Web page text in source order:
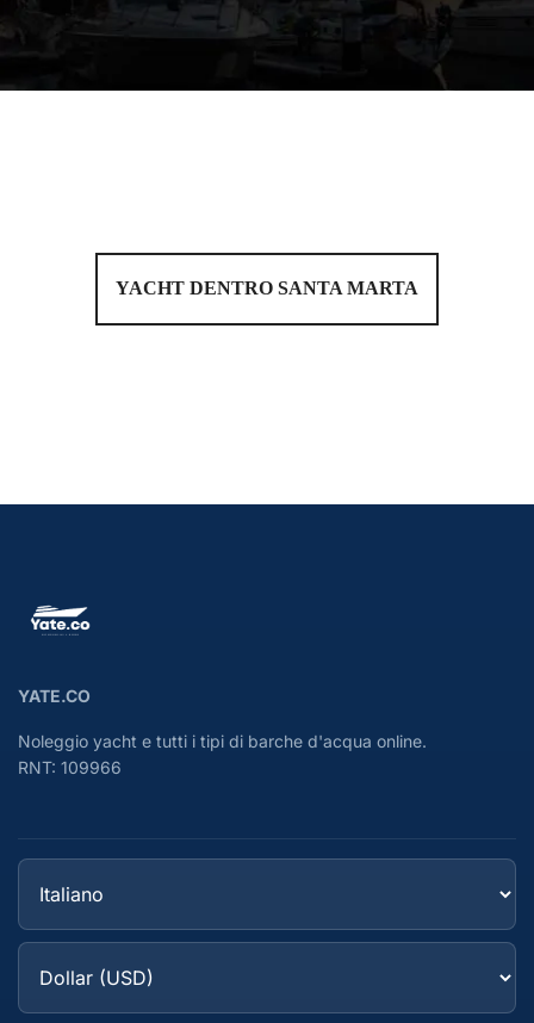
YACHT DENTRO SANTA MARTA
YATE.CO
Noleggio yacht e tutti i tipi di barche d'acqua online.
RNT: 109966